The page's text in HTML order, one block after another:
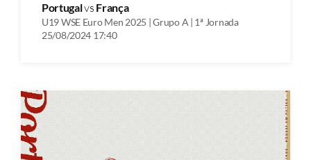
Portugalvs França
U19 WSE Euro Men 2025 | Grupo A | 1ª Jornada
25/08/2024 17:40